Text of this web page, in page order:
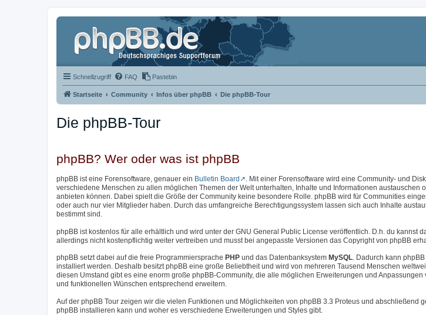
Schnellzugriff FAQ Pastebin
Startseite Community Infos über phpBB Die phpBB-Tour
Die phpBB-Tour
phpBB? Wer oder was ist phpBB
phpBB ist eine Forensoftware, genauer ein Bulletin Board
. Mit einer Forensoftware wird eine Community- und
verschiedene Menschen zu allen möglichen Themen der Welt unterhalten, Inhalte und Informationen austauschen
anbieten können. Dabei spielt die Größe der Community keine besondere Rolle. phpBB wird für Communities
oder auch nur vier Mitglieder haben. Durch das umfangreiche Berechtigungssystem lassen sich auch Inhalte
bestimmt sind.
phpBB ist kostenlos für alle erhältlich und wird unter der GNU General Public License veröffentlich. D.h. du kannst
allerdings nicht kostenpflichtig weiter vertreiben und musst bei angepasste Versionen das Copyright von phpBB
phpBB setzt dabei auf die freie Programmiersprache PHP und das Datenbanksystem MySQL. Dadurch kann
installiert werden. Deshalb besitzt phpBB eine große Beliebtheit und wird von mehreren Tausend Menschen
diesen Umstand gibt es eine enorm große phpBB-Community, die alle möglichen Erweiterungen und
und funktionellen Wünschen entsprechend erweitern.
Auf der phpBB Tour zeigen wir die vielen Funktionen und Möglichkeiten von phpBB 3.3 Proteus und abschließend
phpBB installieren kann und woher es verschiedene Erweiterungen und Styles gibt.